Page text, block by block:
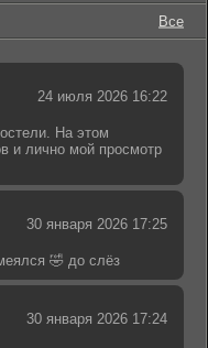
Все
24 июля 2026 16:22
На этом
и лично мой просмотр
30 января 2026 17:25
🤣 до слёз
30 января 2026 17:24